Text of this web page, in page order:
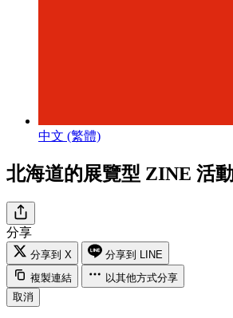
中文 (繁體)
北海道的展覽型 ZINE 活
分享
分享到 X
分享到 LINE
複製連結
以其他方式分享
取消